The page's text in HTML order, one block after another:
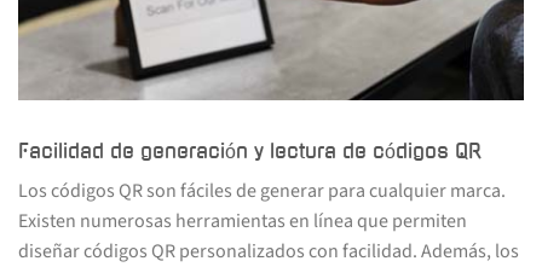
Facilidad de generación y lectura de códigos QR
Los códigos QR son fáciles de generar para cualquier marca.
Existen numerosas herramientas en línea que permiten
diseñar códigos QR personalizados con facilidad. Además, los